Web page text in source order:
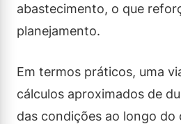
abastecimento, o que
planejamento.
Em termos práticos, uma
cálculos aproximados de
das condições ao longo do